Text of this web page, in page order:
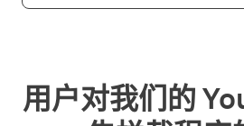
用户对我们的